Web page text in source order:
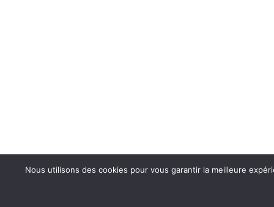
Nous utilisons des cookies pour vous garantir la meilleure